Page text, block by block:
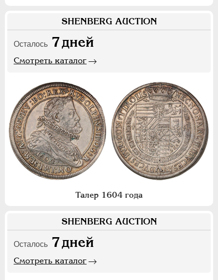
SHENBERG AUCTION
Осталось 7дней
Смотреть каталог
Талер 1604 года
SHENBERG AUCTION
Осталось 7дней
Смотреть каталог